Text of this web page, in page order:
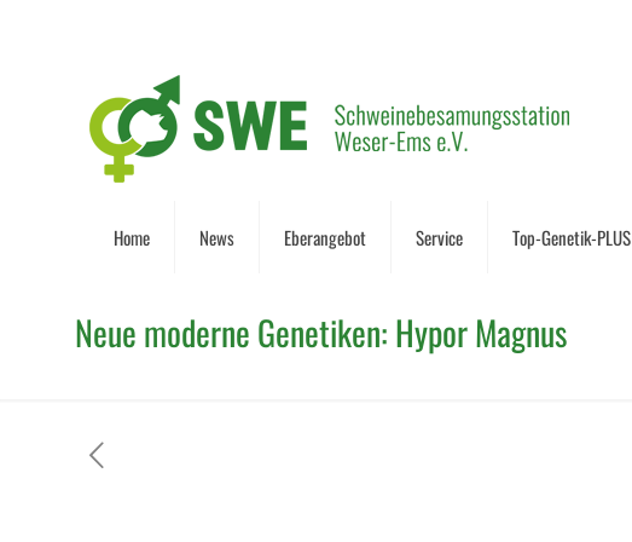
Home News Eberangebot Service Top-Genetik-PLUS
Neue moderne Genetiken: Hypor Magnus